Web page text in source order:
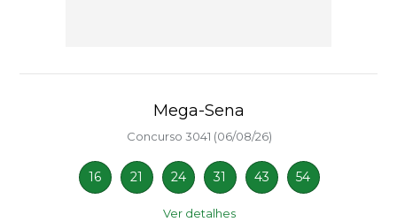
Mega-Sena
Concurso 3041 (06/08/26)
16 21 24 31 43 54
Ver detalhes